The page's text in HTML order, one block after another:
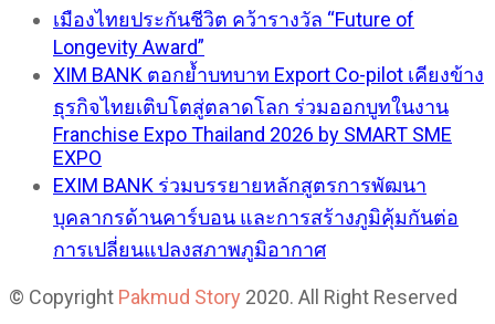
เมืองไทยประกันชีวิต คว้ารางวัล “Future of
Longevity Award”
XIM BANK ตอกย้ำบทบาท Export Co-pilot เคียงข้าง
ธุรกิจไทยเติบโตสู่ตลาดโลก ร่วมออกบูทในงาน
Franchise Expo Thailand 2026 by SMART SME
EXPO
EXIM BANK ร่วมบรรยายหลักสูตรการพัฒนา
บุคลากรด้านคาร์บอน และการสร้างภูมิคุ้มกันต่อ
การเปลี่ยนแปลงสภาพภูมิอากาศ
© Copyright Pakmud Story 2020. All Right Reserved